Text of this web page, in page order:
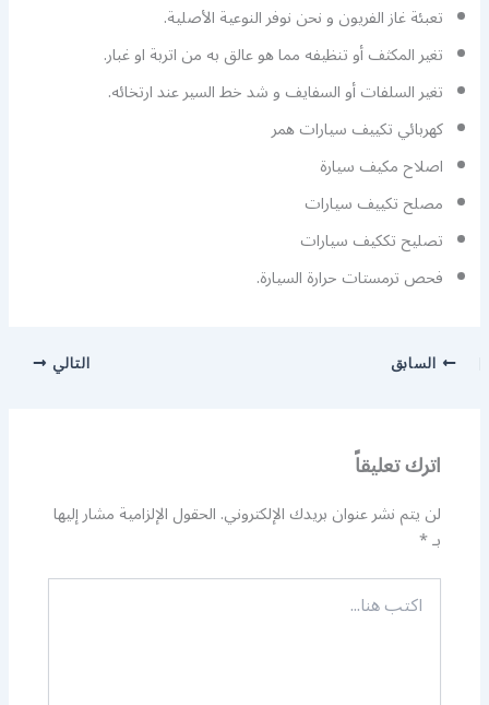
تعبئة غاز الفريون و نحن نوفر النوعية الأصلية.
تغير المكثف أو تنظيفه مما هو عالق به من اتربة او غبار.
تغير السلفات أو السفايف و شد خط السير عند ارتخائه.
كهربائي تكييف سيارات همر
اصلاح مكيف سيارة
مصلح تكييف سيارات
تصليح تككيف سيارات
فحص ترمستات حرارة السيارة.
السابق التالي
اترك تعليقاً
لن يتم نشر عنوان بريدك الإلكتروني.الحقول الإلزامية مشار إليها
بـ*
اكتب
هنا...